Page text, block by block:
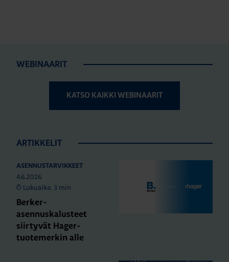
WEBINAARIT
KATSO KAIKKI WEBINAARIT
ARTIKKELIT
ASENNUSTARVIKKEET
4.6.2026
Lukuaika: 3 min
Berker-
asennuskalusteet
siirtyvät Hager-
tuotemerkin alle